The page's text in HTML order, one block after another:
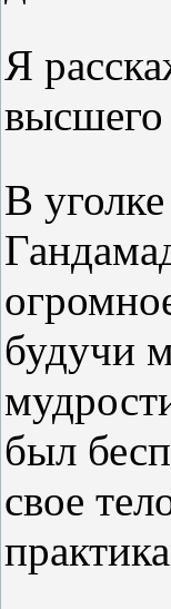
Я
В
будучи
был
свое